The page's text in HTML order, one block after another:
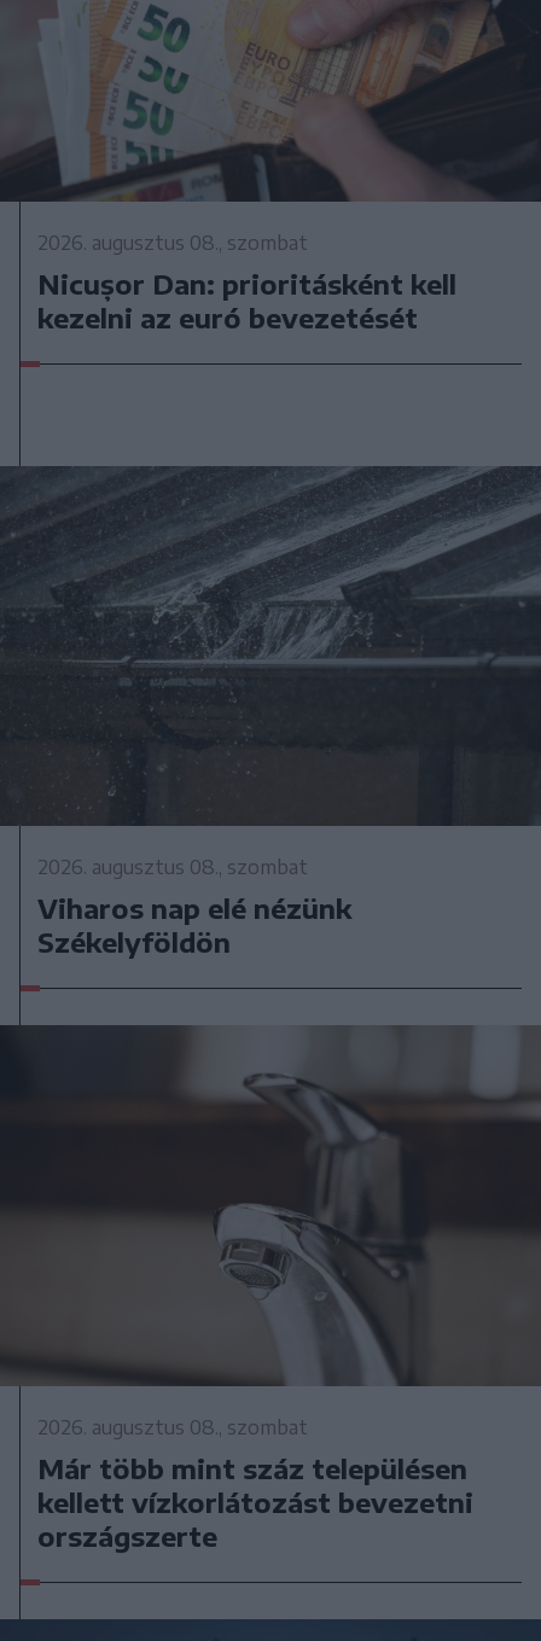
2026. augusztus 08., szombat
Nicușor Dan: prioritásként kell
kezelni az euró bevezetését
2026. augusztus 08., szombat
Viharos nap elé nézünk
Székelyföldön
2026. augusztus 08., szombat
Már több mint száz településen
kellett vízkorlátozást bevezetni
országszerte